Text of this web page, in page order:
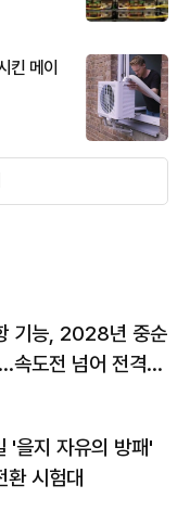
킨 메이
기능, 2028년 중순
속도전 넘어 전격
을지 자유의 방패'
시험대